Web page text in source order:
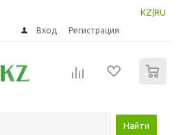
KZ RU
Вход Регистрация
Найти